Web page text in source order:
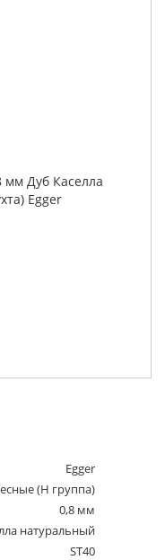
Egger
(Н группа)
0,8 мм
натуральный
ST40